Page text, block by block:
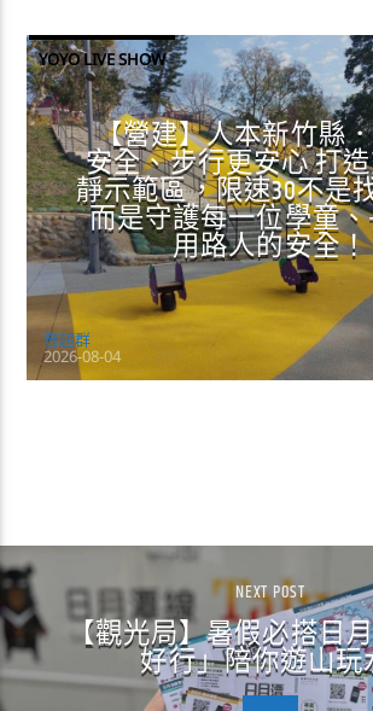
YOYO LIVE SHOW
【營建】人本新竹縣
安全、步行更安心 打
靜示範區，限速30不是
而是守護每一位學童
用路人的安全！
曾超群
2026-08-04
NEXT POST
【觀光局】暑假必搭日
好行」陪你遊山玩